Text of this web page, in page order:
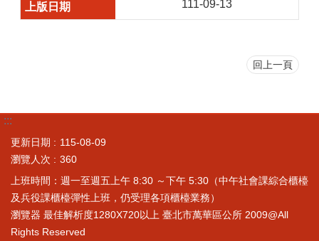
111-09-13
回上一頁
:::
更新日期
115-08-09
瀏覽人次
360
上班時間：週一至週五上午 8:30 ～下午 5:30（中午社會課綜合櫃檯
及兵役課櫃檯彈性上班，仍受理各項櫃檯業務）
瀏覽器 最佳解析度1280X720以上 臺北市萬華區公所 2009@All
Rights Reserved